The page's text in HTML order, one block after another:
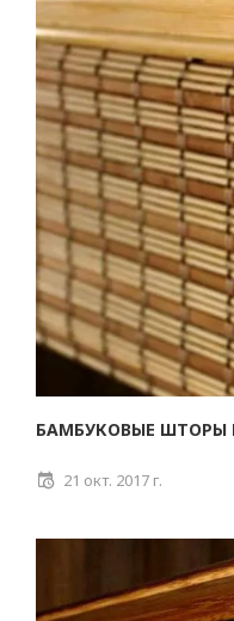
БАМБУКОВЫЕ ШТОРЫ
21 окт. 2017 г.